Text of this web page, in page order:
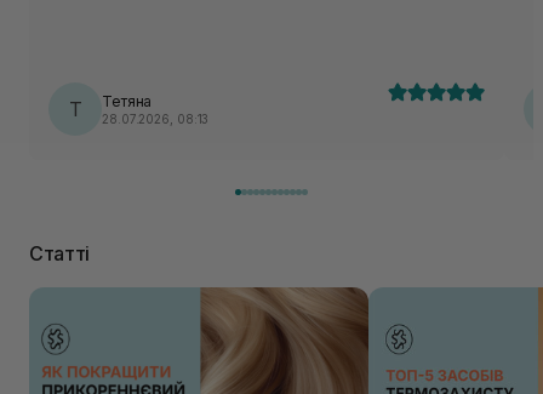
Т Тетяна
28.07.2026, 08:13
Статті